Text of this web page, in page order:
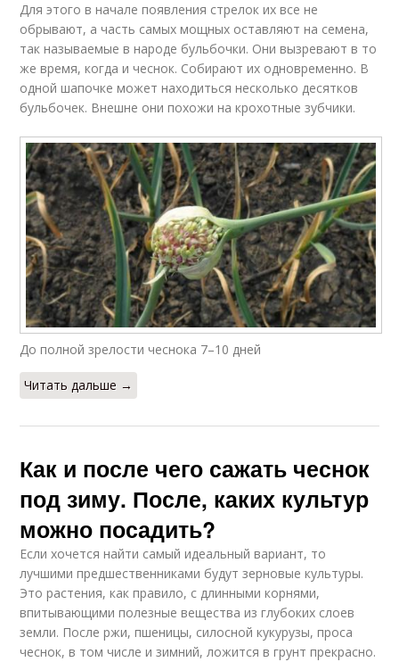
Для этого в начале появления стрелок их все не
обрывают, а часть самых мощных оставляют на семена,
так называемые в народе бульбочки. Они вызревают в то
же время, когда и чеснок. Собирают их одновременно. В
одной шапочке может находиться несколько десятков
бульбочек. Внешне они похожи на крохотные зубчики.
До полной зрелости чеснока 7–10 дней
Читать дальше →
Как и после чего сажать чеснок
под зиму. После, каких культур
можно посадить?
Если хочется найти самый идеальный вариант, то
лучшими предшественниками будут зерновые культуры.
Это растения, как правило, с длинными корнями,
впитывающими полезные вещества из глубоких слоев
земли. После ржи, пшеницы, силосной кукурузы, проса
чеснок, в том числе и зимний, ложится в грунт прекрасно.